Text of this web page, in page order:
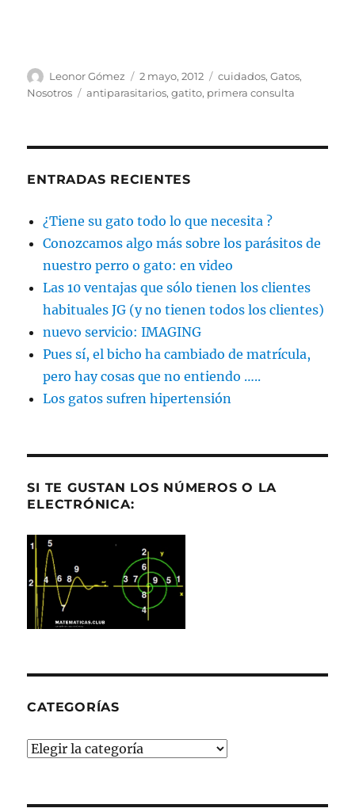
Autor
Leonor Gómez
Publicado
el
2 mayo, 2012 Categorías
cuidados,Gatos,
Nosotros
Etiquetas
antiparasitarios,gatito, primera consulta
ENTRADAS RECIENTES
¿Tiene su gato todo lo que necesita ?
Conozcamos algo más sobre los parásitos de
nuestro perro o gato: en video
Las 10 ventajas que sólo tienen los clientes
habituales JG (y no tienen todos los clientes)
nuevo servicio: IMAGING
Pues sí, el bicho ha cambiado de matrícula,
pero hay cosas que no entiendo …..
Los gatos sufren hipertensión
SI TE GUSTAN LOS NÚMEROS O LA
ELECTRÓNICA:
CATEGORÍAS
Categorías